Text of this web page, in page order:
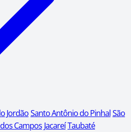
JordãoSanto Antônio do PinhalSão
Campos JacareíTaubaté